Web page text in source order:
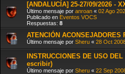
[ANDALUCÍA] 25-27/09/2026 -
Último mensaje por anroan « 02 Ago
Publicado en Eventos VOCS
Respuestas: 8
ATENCIÓN ACONSEJADORES
Último mensaje por Sheru « 28 Oct
INSTRUCCIONES DE USO
escribir)
Último mensaje por Sheru « 22 Sep